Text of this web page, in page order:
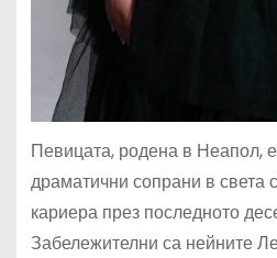
Певицата, родена в Неапол,
драматични сопрани в света
кариера през последното
Забележителни са нейните